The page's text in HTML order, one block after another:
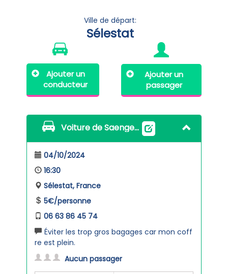
Ville de départ:
Sélestat
Ajouter un
conducteur
Ajouter un
passager
Voiture de Saenger Laurent
04/10/2024
16:30
Sélestat, France
5€/personne
06 63 86 45 74
Éviter les trop gros bagages car mon coff
re est plein.
Aucun passager